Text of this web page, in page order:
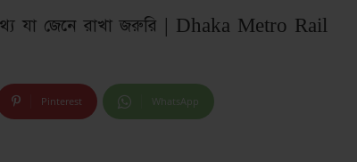
যা জেনে রাখা জরুরি | Dhaka Metro Rail
Pinterest WhatsApp